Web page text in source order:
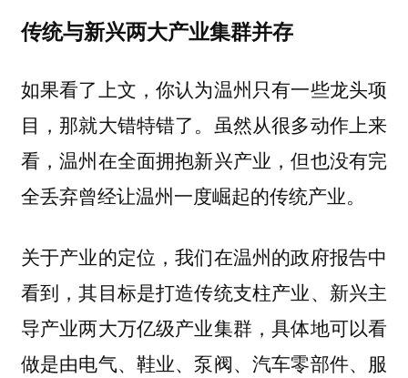
传统与新兴两大产业集群并存
如果看了上文，你认为温州只有一些龙头项
目，那就大错特错了。虽然从很多动作上来
看，温州在全面拥抱新兴产业，但也没有完
全丢弃曾经让温州一度崛起的传统产业。
关于产业的定位，我们在温州的政府报告中
看到，其目标是打造传统支柱产业、新兴主
导产业两大万亿级产业集群，具体地可以看
做是由电气、鞋业、泵阀、汽车零部件、服